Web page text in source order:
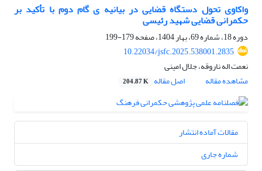
واکاوی تحول دستگاه قضایی در بیانیه ی گام دوم با تأکید بر
حکمرانی قضایی شهید رئیسی
دوره 18، شماره 69، بهار 1404، صفحه
179-199
10.22034/jsfc.2025.538001.2835
نعمت اله ناروقه، جلال امینی
مشاهده مقاله
اصل مقاله 204.87 K
مقالات آماده انتشار
شماره جاری